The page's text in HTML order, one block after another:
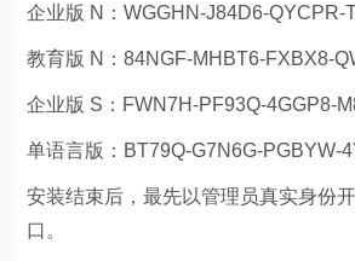
企业版 N：WGGHN-J84D6-QYCPR-
教育版 N：84NGF-MHBT6-FXBX8-
企业版 S：FWN7H-PF93Q-4GGP8-
单语言版：BT79Q-G7N6G-PGBYW-
安装结束后，最先以管理员真实身份
口。